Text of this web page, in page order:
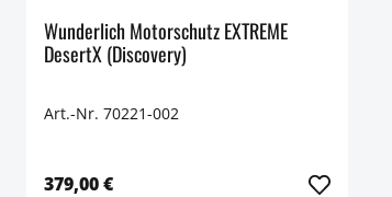
Wunderlich Motorschutz EXTREME
DesertX (Discovery)
Art.-Nr. 70221-002
379,00 €